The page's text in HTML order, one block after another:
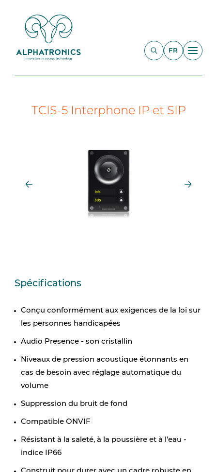
FR
TCIS-5 Interphone IP et SIP
Spécifications
Conçu conformément aux exigences de la loi sur
les personnes handicapées
Audio Presence - son cristallin
Niveaux de pression acoustique étonnants en
cas de besoin avec réglage automatique du
volume
Suppression du bruit de fond
Compatible ONVIF
Résistant à la saleté, à la poussière et à l'eau -
indice IP66